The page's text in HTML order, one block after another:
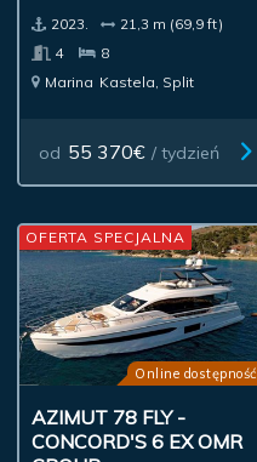
2023.
21,3 m (69,9 ft)
4
8
Marina Kastela, Split
od 55 370€ / tydzień
Online dostępność
AZIMUT 78 FLY -
CONCORD'S 6 EX OMR
OFERTA SPECJALNA